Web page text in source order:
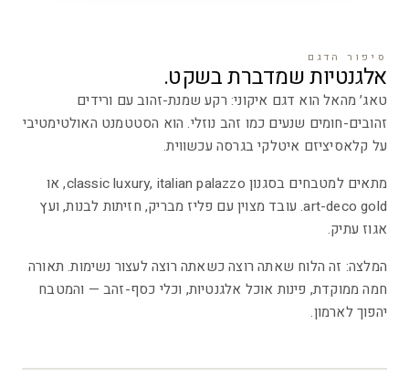
סיפור הדגם
אלגנטיות שמדברת בשקט.
טאג׳ מהאל הוא דגם איקוני: רקע שמנת-זהוב עם ורידים
זהובים-חומים שנעים כמו זהב נוזלי. הוא הסטטמנט האולטימטיבי
על קלאסיציזם איטלקי בגרסה עכשווית.
מתאים למטבחים בסגנון classic luxury, italian palazzo, או
art-deco gold. עובד מצוין עם פליז מבריק, חזיתות לבנות, ועץ
אגוז עתיק.
המלצה: זה הלוח שאתה רוצה כשאתה רוצה לעצור נשימות. תאורה
חמה ממוקדת, פינות אוכל אלגנטיות, וכלי כסף-זהב — והמטבח
יהפוך לארמון.